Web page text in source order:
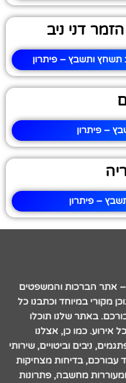
דני ניב
ותשבץ – פיתרון
– פיתרון
– פיתרון
– אתר הברכות והמשפטים
מקורי במיוחד וכתבנו כל
באתר שלנו תוכלו
כמו כן, אצלנו
ניבים וביטויים, שירותי
עבורכם, בדיחות מצחיקות
מחשבה, פתרונות